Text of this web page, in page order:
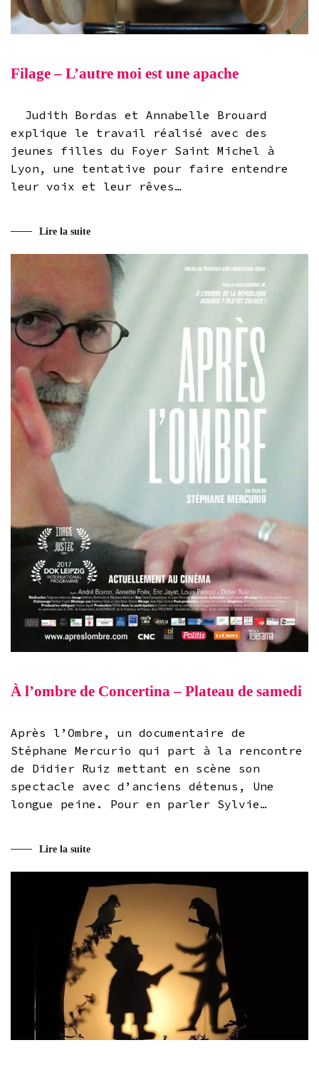
Filage – L’autre moi est une apache
Judith Bordas et Annabelle Brouard
explique le travail réalisé avec des
jeunes filles du Foyer Saint Michel à
Lyon, une tentative pour faire entendre
leur voix et leur rêves…
Lire la suite
À l’ombre de Concertina – Plateau de samedi
Après l’Ombre, un documentaire de
Stéphane Mercurio qui part à la rencontre
de Didier Ruiz mettant en scène son
spectacle avec d’anciens détenus, Une
longue peine. Pour en parler Sylvie…
Lire la suite